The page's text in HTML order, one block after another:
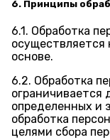
6. Принципы
6.1. Обработка
осуществляется
основе.
6.2. Обработка
ограничивается
определенных и
обработка
целями сбора